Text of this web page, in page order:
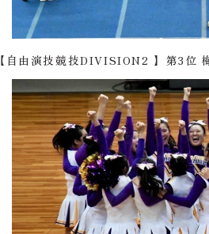
【自由演技競技DIVISION2 】第3位